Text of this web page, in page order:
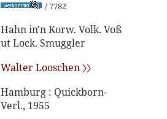
/ 7782
Hahn in'n Korw. Volk. Voß
ut Lock. Smuggler
Walter Looschen 〉〉
Hamburg : Quickborn-
Verl., 1955